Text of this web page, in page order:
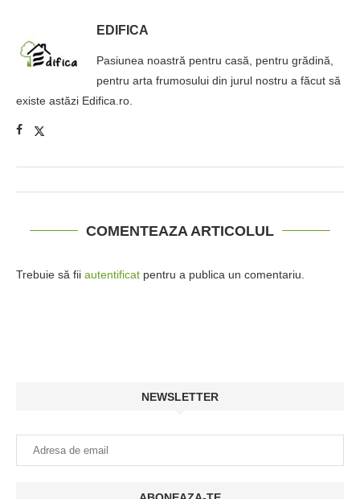
EDIFICA
Pasiunea noastră pentru casă, pentru grădină,
pentru arta frumosului din jurul nostru a făcut să
existe astăzi Edifica.ro.
COMENTEAZA ARTICOLUL
Trebuie să fii autentificat pentru a publica un comentariu.
NEWSLETTER